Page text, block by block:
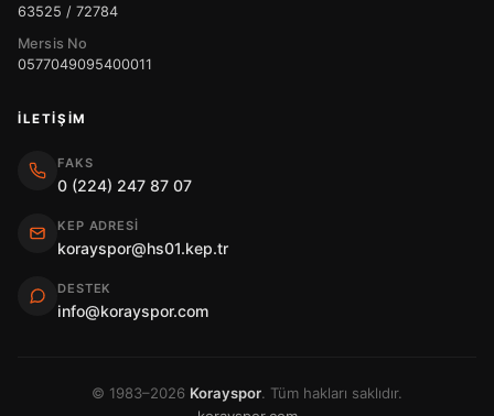
63525 / 72784
Mersis No
0577049095400011
İLETIŞIM
FAKS
0 (224) 247 87 07
KEP ADRESI
korayspor@hs01.kep.tr
DESTEK
info@korayspor.com
© 1983–2026 Korayspor. Tüm hakları saklıdır.